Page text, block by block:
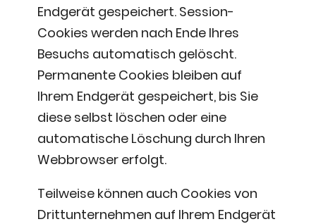
Endgerät gespeichert. Session-
Cookies werden nach Ende Ihres
Besuchs automatisch gelöscht.
Permanente Cookies bleiben auf
Ihrem Endgerät gespeichert, bis Sie
diese selbst löschen oder eine
automatische Löschung durch Ihren
Webbrowser erfolgt.
Teilweise können auch Cookies von
Drittunternehmen auf Ihrem Endgerät